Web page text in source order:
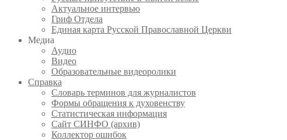
Актуальное интервью
Гриф Отдела
Единая карта Русской Православной Церкви
Медиа
Аудио
Видео
Образовательные видеоролики
Справка
Словарь терминов для журналистов
Формы обращения к духовенству
Статистическая информация
Сайт СИНФО (архив)
Коллектор ошибок